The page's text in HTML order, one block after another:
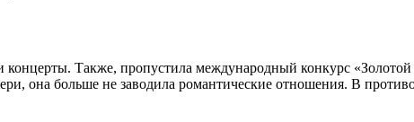
Также, пропустила международный конкурс
она больше не заводила романтические отношения. В